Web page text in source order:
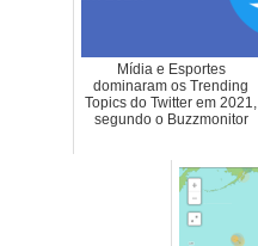
Mídia e Esportes
dominaram os Trending
Topics do Twitter em 2021,
segundo o Buzzmonitor